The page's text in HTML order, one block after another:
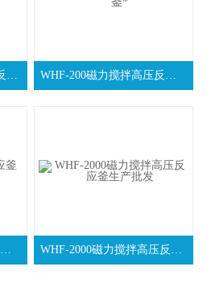
WDF-1L实验室磁力高压反应釜经销商 WHF-200磁力搅拌高压反应釜*
WHF0.5L高温高压反应釜批发商 WHF-2000磁力搅拌高压反应釜生产批发